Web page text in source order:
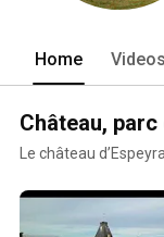
Home Videos
Château,
Le château